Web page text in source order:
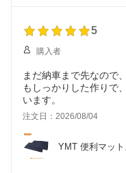
5
購入者
まだ納車まで先なので
もしっかりした作りで
います。
注文日：2026/08/04
YMT 便利マッ